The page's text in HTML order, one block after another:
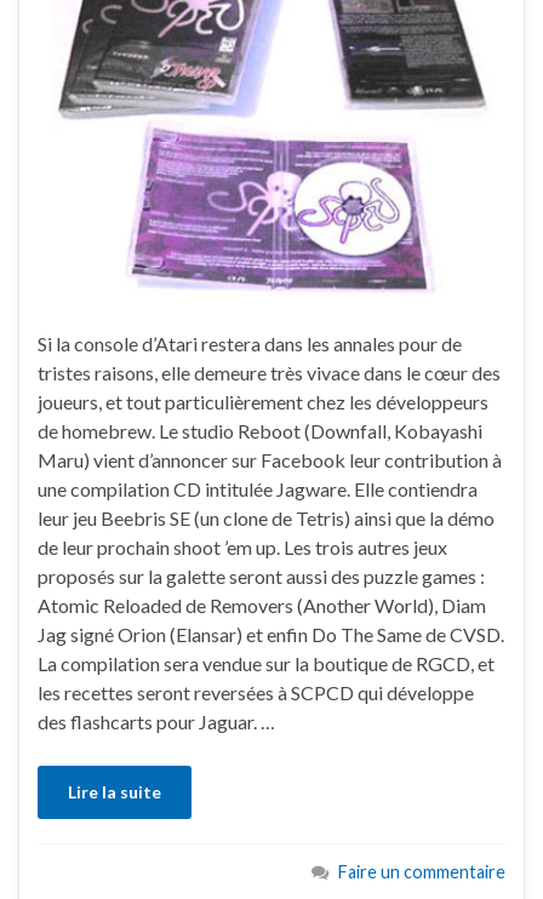
Si la console d’Atari restera dans les annales pour de
tristes raisons, elle demeure très vivace dans le cœur des
joueurs, et tout particulièrement chez les développeurs
de homebrew. Le studio Reboot (Downfall, Kobayashi
Maru) vient d’annoncer sur Facebook leur contribution à
une compilation CD intitulée Jagware. Elle contiendra
leur jeu Beebris SE (un clone de Tetris) ainsi que la démo
de leur prochain shoot ’em up. Les trois autres jeux
proposés sur la galette seront aussi des puzzle games :
Atomic Reloaded de Removers (Another World), Diam
Jag signé Orion (Elansar) et enfin Do The Same de CVSD.
La compilation sera vendue sur la boutique de RGCD, et
les recettes seront reversées à SCPCD qui développe
des flashcarts pour Jaguar. …
Lire la suite
Faire un commentaire